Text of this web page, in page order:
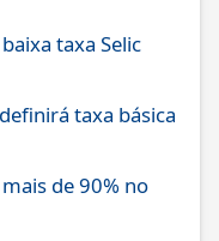
taxa Selic
taxa básica
de 90% no